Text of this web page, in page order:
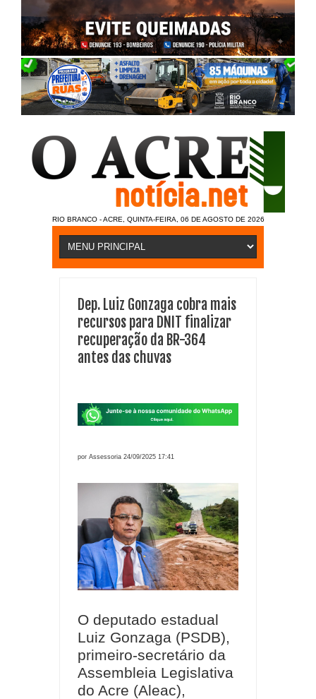
RIO BRANCO - ACRE, QUINTA-FEIRA, 06 DE AGOSTO DE 2026
Dep. Luiz Gonzaga cobra mais
recursos para DNIT finalizar
recuperação da BR-364
antes das chuvas
por Assessoria 24/09/2025 17:41
O deputado estadual
Luiz Gonzaga (PSDB),
primeiro-secretário da
Assembleia Legislativa
do Acre (Aleac),